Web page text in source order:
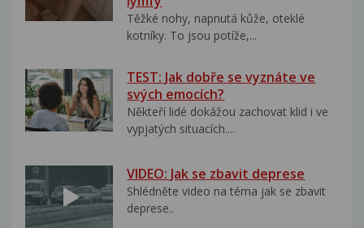
Těžké nohy, napnutá kůže, oteklé
kotníky. To jsou potíže,...
TEST: Jak dobře se vyznáte ve
svých emocích?
Někteří lidé dokážou zachovat klid i ve
vypjatých situacích....
VIDEO: Jak se zbavit deprese
Shlédněte video na téma jak se zbavit
deprese..